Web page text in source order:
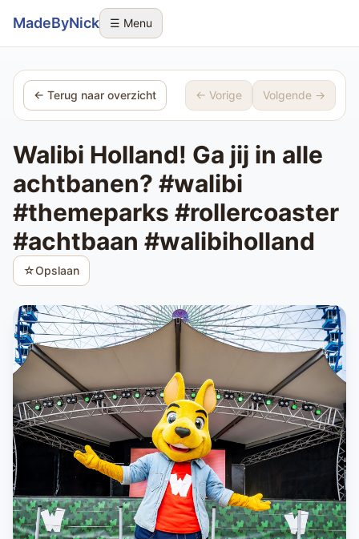
Sla navigatie over
MadeByNick ☰ Menu
← Terug naar overzicht ← Vorige Volgende →
Walibi Holland! Ga jij in alle
achtbanen? #walibi
#themeparks #rollercoaster
#achtbaan #walibiholland
☆Opslaan